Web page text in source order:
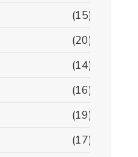
(15)
(20)
(14)
(16)
(19)
(17)